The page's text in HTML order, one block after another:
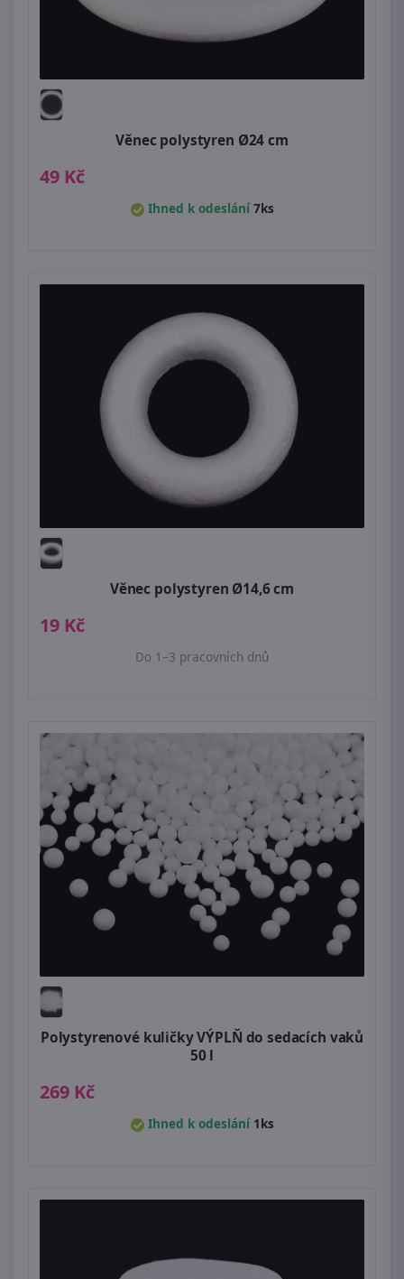
Věnec polystyren Ø24 cm
49 Kč
Ihned k odeslání7ks
Věnec polystyren Ø14,6 cm
19 Kč
Do 1–3 pracovních dnů
Polystyrenové kuličky VÝPLŇ do sedacích vaků
50 l
269 Kč
Ihned k odeslání 1ks